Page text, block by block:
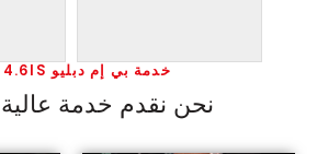
خدمة بي إم دبليو 4.6IS دبي
نحن نقدم خدمة